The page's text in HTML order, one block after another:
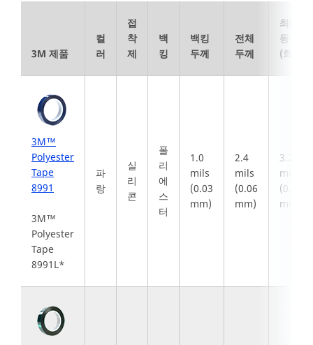
3M 제품
컬
러
접
착
제
백
킹
백킹
두께
전체
두께
최대 작
동 온도
(화씨)
3M™
Polyester
Tape
8991
3M™
Polyester
Tape
8991L*
파
랑
실
리
콘
폴
리
에
스
터
1.0
mils
(0.03
mm)
2.4
mils
(0.06
mm)
3.2
mils
(0.08
mm)